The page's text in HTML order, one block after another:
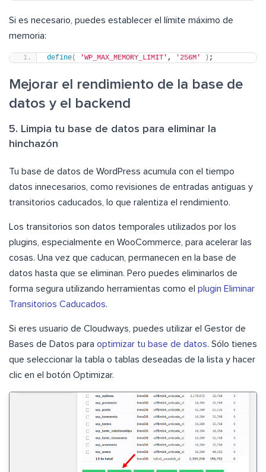
Si es necesario, puedes establecer el límite máximo de
memoria:
define( 'WP_MAX_MEMORY_LIMIT' , '256M' ) ;
Mejorar el rendimiento de la base de
datos y el backend
5. Limpia tu base de datos para eliminar la
hinchazón
Tu base de datos de WordPress acumula con el tiempo
datos innecesarios, como revisiones de entradas antiguas y
transitorios caducados, lo que ralentiza el rendimiento.
Los transitorios son datos temporales utilizados por los
plugins, especialmente en WooCommerce, para acelerar las
cosas. Una vez que caducan, permanecen en la base de
datos hasta que se eliminan. Pero puedes eliminarlos de
forma segura utilizando herramientas como el plugin Eliminar
Transitorios Caducados.
Si eres usuario de Cloudways, puedes utilizar el Gestor de
Bases de Datos para optimizar tu base de datos. Sólo tienes
que seleccionar la tabla o tablas deseadas de la lista y hacer
clic en el botón Optimizar.